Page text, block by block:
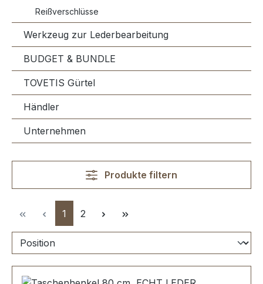
Reißverschlüsse
Werkzeug zur Lederbearbeitung
BUDGET & BUNDLE
TOVETIS Gürtel
Händler
Unternehmen
Produkte filtern
Seite
1 Seite
2